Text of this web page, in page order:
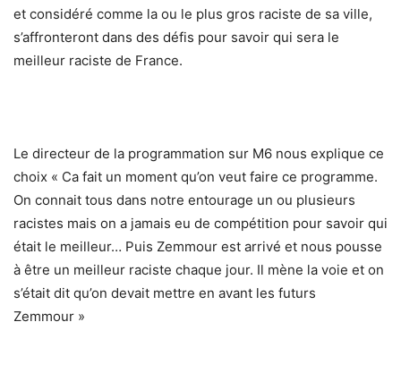
et considéré comme la ou le plus gros raciste de sa ville,
s’affronteront dans des défis pour savoir qui sera le
meilleur raciste de France.
Le directeur de la programmation sur M6 nous explique ce
choix « Ca fait un moment qu’on veut faire ce programme.
On connait tous dans notre entourage un ou plusieurs
racistes mais on a jamais eu de compétition pour savoir qui
était le meilleur… Puis Zemmour est arrivé et nous pousse
à être un meilleur raciste chaque jour. Il mène la voie et on
s’était dit qu’on devait mettre en avant les futurs
Zemmour »